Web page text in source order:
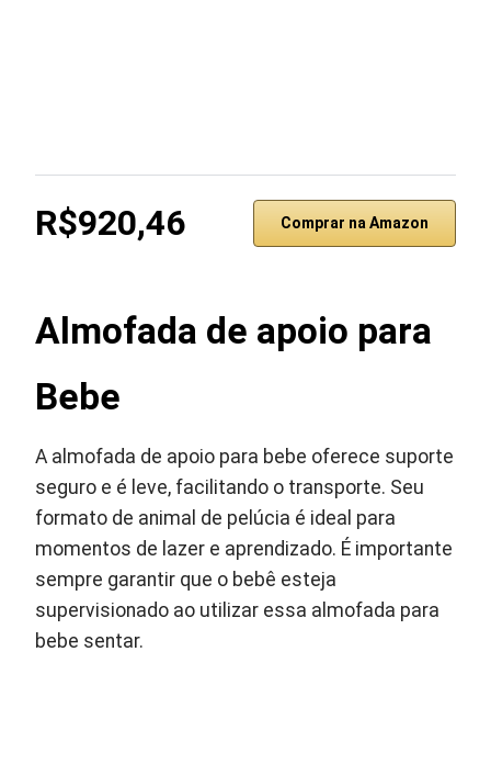
R$920,46 Comprar na Amazon
Almofada de apoio para
Bebe
A almofada de apoio para bebe oferece suporte
seguro e é leve, facilitando o transporte. Seu
formato de animal de pelúcia é ideal para
momentos de lazer e aprendizado. É importante
sempre garantir que o bebê esteja
supervisionado ao utilizar essa almofada para
bebe sentar.